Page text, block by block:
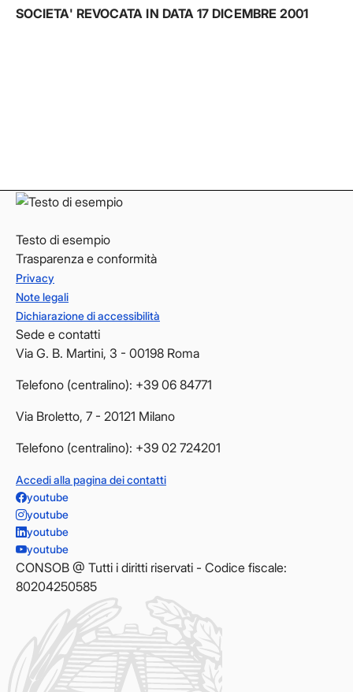
SOCIETA' REVOCATA IN DATA 17 DICEMBRE 2001
Testo di esempio
Trasparenza e conformità
Privacy
Note legali
Dichiarazione di accessibilità
Sede e contatti
Via G. B. Martini, 3 - 00198 Roma
Telefono (centralino): +39 06 84771
Via Broletto, 7 - 20121 Milano
Telefono (centralino): +39 02 724201
Accedi alla pagina dei contatti
youtube
youtube
youtube
youtube
CONSOB @ Tutti i diritti riservati - Codice fiscale:
80204250585